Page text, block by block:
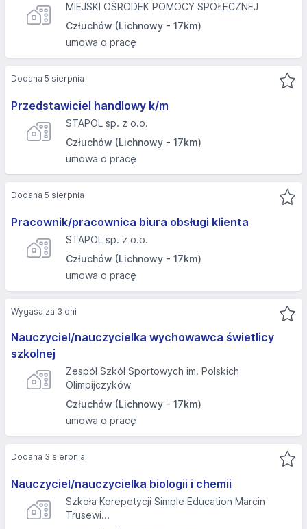
MIEJSKI OŚRODEK POMOCY SPOŁECZNEJ
Człuchów (Lichnowy - 17km)
umowa o pracę
Przedstawiciel handlowy k/m
STAPOL sp. z o.o.
Człuchów (Lichnowy - 17km)
umowa o pracę
Dodana 5 sierpnia
Pracownik/pracownica biura obsługi klienta
STAPOL sp. z o.o.
Człuchów (Lichnowy - 17km)
umowa o pracę
Dodana 5 sierpnia
Nauczyciel/nauczycielka wychowawca świetlicy
szkolnej
Zespół Szkół Sportowych im. Polskich
Olimpijczyków
Człuchów (Lichnowy - 17km)
umowa o pracę
Wygasa za 3 dni
Nauczyciel/nauczycielka biologii i chemii
Szkoła Korepetycji Simple Education Marcin
Trusewi...
Dodana 3 sierpnia